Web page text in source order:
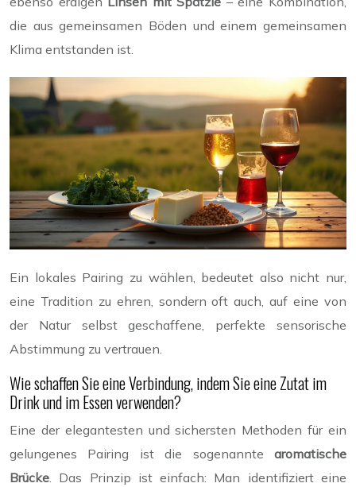
die aus gemeinsamen Böden und einem gemeinsamen
Klima entstanden ist.
Ein lokales Pairing zu wählen, bedeutet also nicht nur,
eine Tradition zu ehren, sondern oft auch, auf eine von
der Natur selbst geschaffene, perfekte sensorische
Abstimmung zu vertrauen.
Wie schaffen Sie eine Verbindung, indem Sie eine Zutat im
Drink und im Essen verwenden?
Eine der elegantesten und sichersten Methoden für ein
gelungenes Pairing ist die sogenannte aromatische
Brücke. Das Prinzip ist einfach: Man identifiziert eine